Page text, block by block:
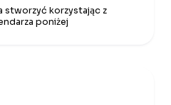
stworzyć korzystając z
poniżej